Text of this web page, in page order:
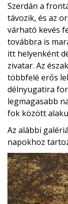
Szerdán a
távozik, és az
várható kevés
továbbra is
itt helyenként
zivatar. Az
többfelé erős
délnyugatira
legmagasabb
fok között
Az alábbi
napokhoz